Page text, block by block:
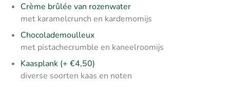
Crème brûlée van rozenwater
met karamelcrunch en kardemomijs
Chocolademoulleux
met pistachecrumble en kaneelroomijs
Kaasplank (+ €4,50)
diverse soorten kaas en noten